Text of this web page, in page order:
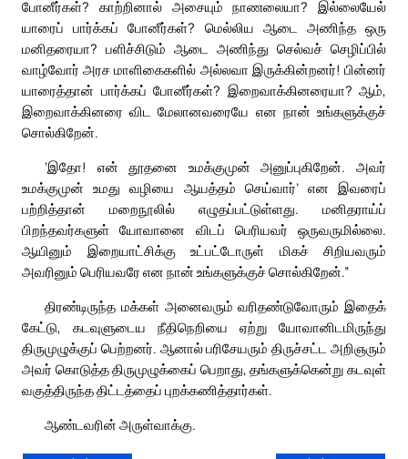
போனீர்கள்? காற்றினால் அசையும் நாணலையா? இல்லையேல்
யாரைப் பார்க்கப் போனீர்கள்? மெல்லிய ஆடை அணிந்த ஒரு
மனிதரையா? பளிச்சிடும் ஆடை அணிந்து செல்வச் செழிப்பில்
வாழ்வோர் அரச மாளிகைகளில் அல்லவா இருக்கின்றனர்! பின்னர்
யாரைத்தான் பார்க்கப் போனீர்கள்? இறைவாக்கினரையா? ஆம்,
இறைவாக்கினரை விட மேலானவரையே என நான் உங்களுக்குச்
சொல்கிறேன்.
‘இதோ! என் தூதனை உமக்குமுன் அனுப்புகிறேன். அவர்
உமக்குமுன் உமது வழியை ஆயத்தம் செய்வார்’ என இவரைப்
பற்றித்தான் மறைநூலில் எழுதப்பட்டுள்ளது. மனிதராய்ப்
பிறந்தவர்களுள் யோவானை விடப் பெரியவர் ஒருவருமில்லை.
ஆயினும் இறையாட்சிக்கு உட்பட்டோருள் மிகச் சிறியவரும்
அவரினும் பெரியவரே என நான் உங்களுக்குச் சொல்கிறேன்.”
திரண்டிருந்த மக்கள் அனைவரும் வரிதண்டுவோரும் இதைக்
கேட்டு, கடவுளுடைய நீதிநெறியை ஏற்று யோவானிடமிருந்து
திருமுழுக்குப் பெற்றனர். ஆனால் பரிசேயரும் திருச்சட்ட அறிஞரும்
அவர் கொடுத்த திருமுழுக்கைப் பெறாது, தங்களுக்கென்று கடவுள்
வகுத்திருந்த திட்டத்தைப் புறக்கணித்தார்கள்.
ஆண்டவரின் அருள்வாக்கு.